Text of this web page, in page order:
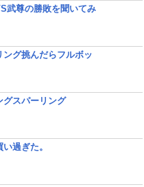
武尊の勝敗を聞いてみ
グ挑んだらフルボッ
グスパーリング
過ぎた。